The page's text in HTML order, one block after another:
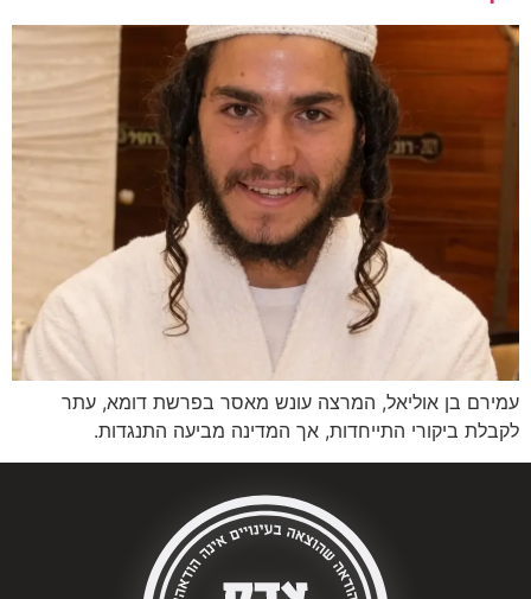
עמירם בן אוליאל, המרצה עונש מאסר בפרשת דומא, עתר
לקבלת ביקורי התייחדות, אך המדינה מביעה התנגדות.